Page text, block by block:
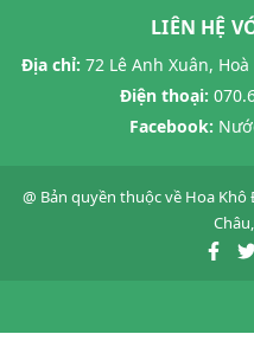
LIÊN HỆ
Địa chỉ: 72 Lê Anh Xuân,
Điện thoại:
Facebook:
@ Bản quyền thuộc về Hoa Khô